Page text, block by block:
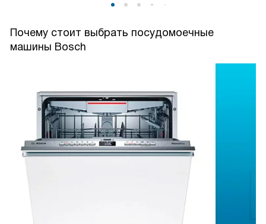
Почему стоит выбрать посудомоечные
машины Bosch